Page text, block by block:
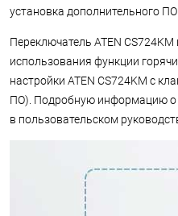
установка дополнительного
Переключатель ATEN
использования функции
настройки ATEN CS724KM с
ПО). Подробную информацию о
в пользовательском